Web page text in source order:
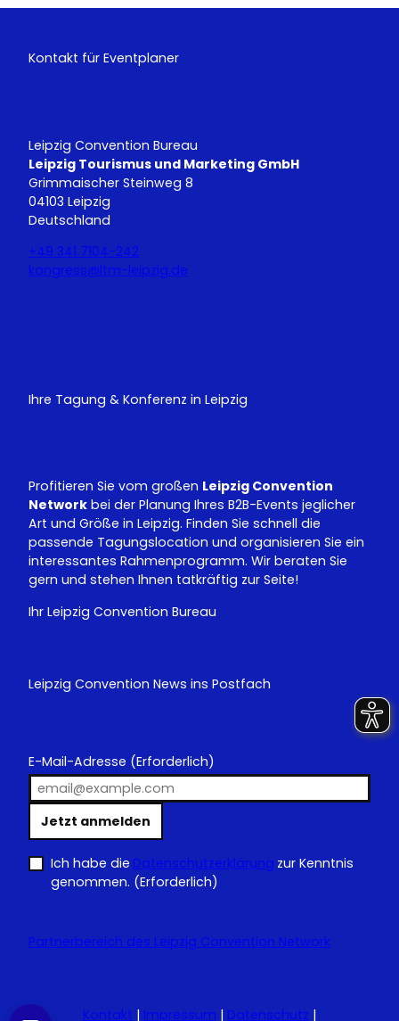
Kontakt für Eventplaner
Leipzig Convention Bureau
Leipzig Tourismus und Marketing GmbH
Grimmaischer Steinweg 8
04103 Leipzig
Deutschland
+49 341 7104-242
kongress@ltm-leipzig.de
u
b
d
Ihre Tagung & Konferenz in Leipzig
Profitieren Sie vom großen Leipzig Convention
Network bei der Planung Ihres B2B-Events jeglicher
Art und Größe in Leipzig. Finden Sie schnell die
passende Tagungslocation und organisieren Sie ein
interessantes Rahmenprogramm. Wir beraten Sie
gern und stehen Ihnen tatkräftig zur Seite!
Ihr Leipzig Convention Bureau
Leipzig Convention News ins Postfach
E-Mail-Adresse (Erforderlich)
Jetzt anmelden
Ich habe die Datenschutzerklärung zur Kenntnis
genommen. (Erforderlich)
Partnerbereich des Leipzig Convention Network
Kontakt | Impressum | Datenschutz |